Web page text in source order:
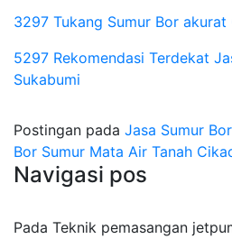
3297 Tukang Sumur Bor
5297 Rekomendasi Terdekat
Sukabumi
Postingan pada Jasa Sumur
Bor Sumur Mata Air Tanah
Navigasi pos
Pada Teknik pemasangan